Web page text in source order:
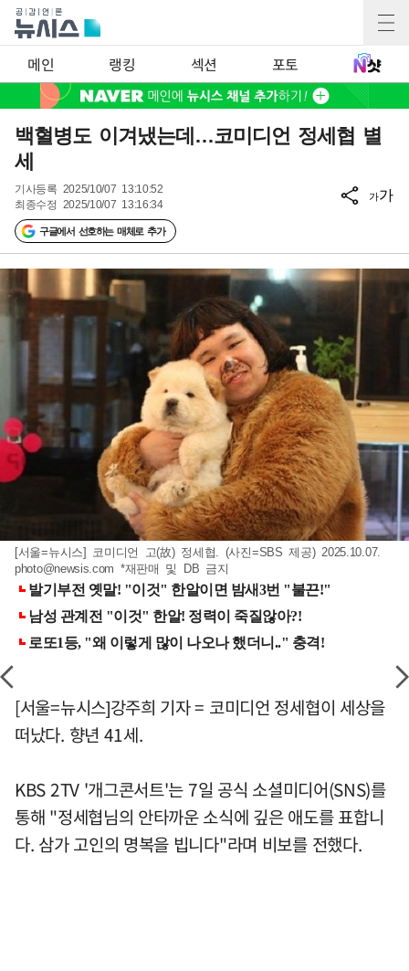
메인 랭킹 섹션 포토
백혈병도 이겨냈는데…코미디언 정세협 별
세
기사등록 2025/10/07 13:10:52
최종수정 2025/10/07 13:16:34
구글에서 선호하는 매체로 추가
가가
[서울=뉴시스] 코미디언 고(故) 정세협. (사진=SBS 제공) 2025.10.07.
photo@newsis.com *재판매 및 DB 금지
[서울=뉴시스]강주희 기자 = 코미디언 정세협이 세상을
떠났다. 향년 41세.
KBS 2TV '개그콘서트'는 7일 공식 소셜미디어(SNS)를
통해 "정세협님의 안타까운 소식에 깊은 애도를 표합니
다. 삼가 고인의 명복을 빕니다"라며 비보를 전했다.